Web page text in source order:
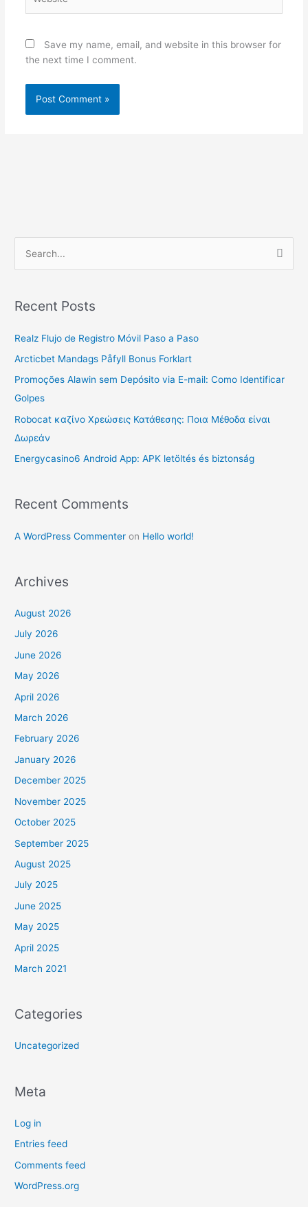
Save my name, email, and website in this browser for
the next time I comment.
r
o
r
:
Recent Posts
Realz Flujo de Registro Móvil Paso a Paso
Arcticbet Mandags Påfyll Bonus Forklart
Promoções Alawin sem Depósito via E-mail: Como Identificar
Golpes
Robocat καζίνο Χρεώσεις Κατάθεσης: Ποια Μέθοδα είναι
Δωρεάν
Energycasino6 Android App: APK letöltés és biztonság
Recent Comments
A WordPress Commenter on Hello world!
Archives
August 2026
July 2026
June 2026
May 2026
April 2026
March 2026
February 2026
January 2026
December 2025
November 2025
October 2025
September 2025
August 2025
July 2025
June 2025
May 2025
April 2025
March 2021
Categories
Uncategorized
Meta
Log in
Entries feed
Comments feed
WordPress.org